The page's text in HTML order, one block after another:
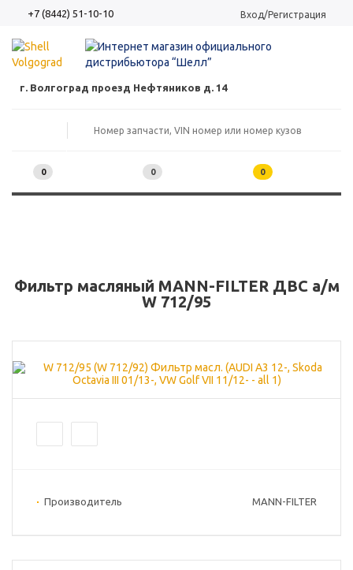
+7 (8442) 51-10-10 Вход/Регистрация
г. Волгоград проезд Нефтяников д. 14
0 0 0
Фильтр масляный MANN-FILTER ДВС а/м
W 712/95
Производитель MANN-FILTER